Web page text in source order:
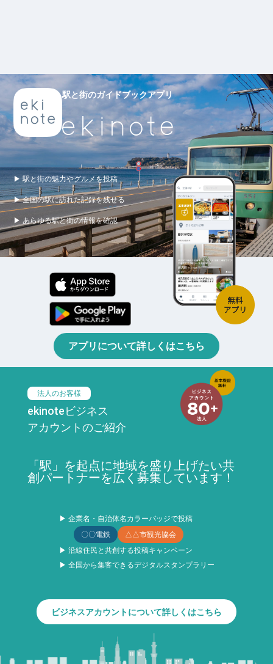
駅と街のガイドブックアプリ
▶ 駅と街の魅力やグルメを投稿
▶ 全国の駅に訪れた記録を残せる
▶ あらゆる駅と街の情報を確認
アプリについて詳しくはこちら
法人のお客様
ekinoteビジネス
アカウントのご紹介
「駅」を起点に地域を盛り上げたい共
創パートナーを広く募集しています！
▶ 企業名・自治体名カラーバッジで投稿
〇〇電鉄
△△市観光協会
▶ 沿線住民と共創する投稿キャンペーン
▶ 全国から集客できるデジタルスタンプラリー
ビジネスアカウントについて詳しくはこちら